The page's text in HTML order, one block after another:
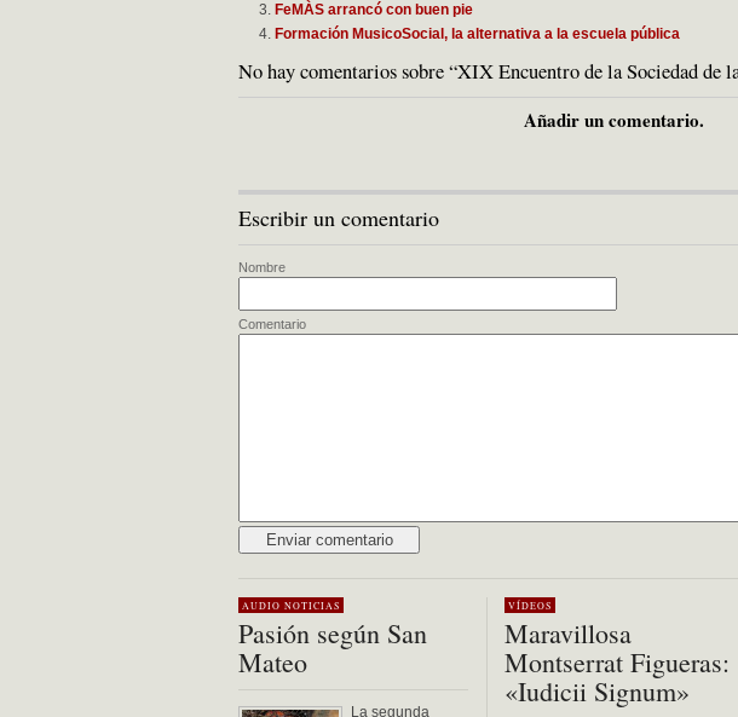
FeMÀS arrancó con buen pie
Formación MusicoSocial, la alternativa a la escuela pública
No hay comentarios sobre “XIX Encuentro de la Sociedad de
Añadir un comentario.
Escribir un comentario
Nombre
Comentario
AUDIO NOTICIAS
Pasión según San
Mateo
La segunda
VÍDEOS
Maravillosa
Montserrat Figueras:
«Iudicii Signum»